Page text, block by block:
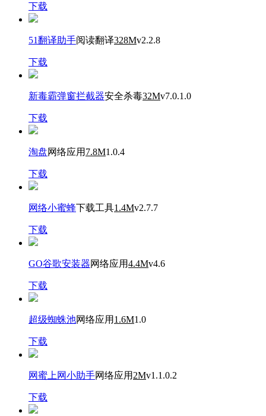
下载
51翻译助手阅读翻译328Mv2.2.8
下载
新毒霸弹窗拦截器安全杀毒32Mv7.0.1.0
下载
淘盘网络应用 7.8M1.0.4
下载
网络小蜜蜂下载工具1.4Mv2.7.7
下载
GO谷歌安装器网络应用4.4Mv4.6
下载
超级蜘蛛池网络应用 1.6M1.0
下载
网蜜上网小助手网络应用 2Mv1.1.0.2
下载